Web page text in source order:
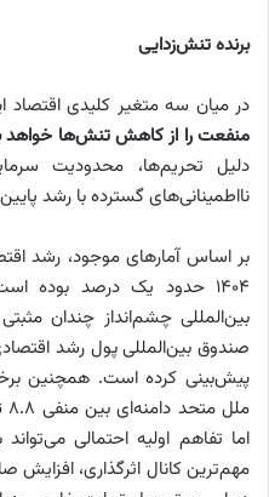
برنده تنش‌زدایی
در میان سه متغیر کلیدی اقتصاد
منفعت را از کاهش تنش‌ها خواهد
دلیل تحریم‌ها، محدودیت
نااطمینانی‌های گسترده با رشد
۱۴۰۴ حدود یک درصد بوده
بین‌المللی چشم‌انداز چندان
پیش‌بینی کرده است. همچنین
اما تفاهم اولیه احتمالی
مهم‌ترین کانال اثرگذاری،